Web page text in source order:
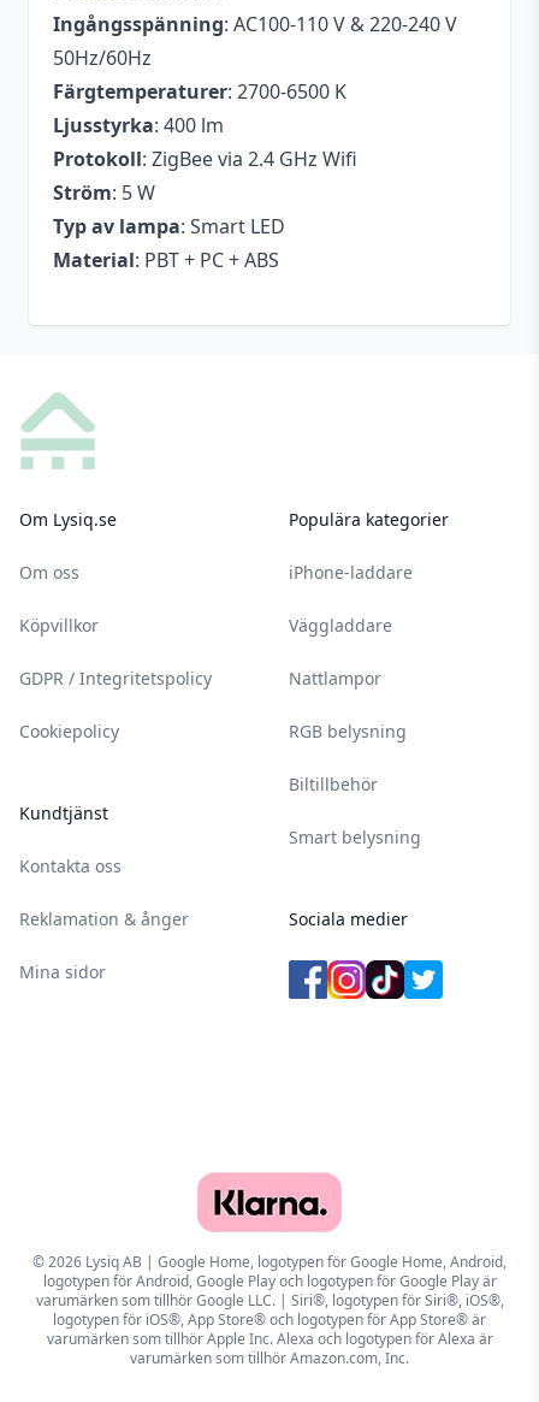
Ingångsspänning: AC100-110 V & 220-240 V
50Hz/60Hz
Färgtemperaturer: 2700-6500 K
Ljusstyrka: 400 lm
Protokoll: ZigBee via 2.4 GHz Wifi
Ström: 5 W
Typ av lampa: Smart LED
Material: PBT + PC + ABS
Livslängd
25 000 timmar
Drivs med
AC 230 V
Varumärke
Om Lysiq.se
Om oss
Köpvillkor
GDPR / Integritetspolicy
Cookiepolicy
Kundtjänst
Kontakta oss
Reklamation & ånger
Mina sidor
Populära kategorier
iPhone-laddare
Väggladdare
Nattlampor
RGB belysning
Biltillbehör
Smart belysning
Sociala medier
© 2026 Lysiq AB | Google Home, logotypen för Google Home, Android,
logotypen för Android, Google Play och logotypen för Google Play är
varumärken som tillhör Google LLC. | Siri®, logotypen för Siri®, iOS®,
logotypen för iOS®, App Store® och logotypen för App Store® är
varumärken som tillhör Apple Inc. Alexa och logotypen för Alexa är
varumärken som tillhör Amazon.com, Inc.